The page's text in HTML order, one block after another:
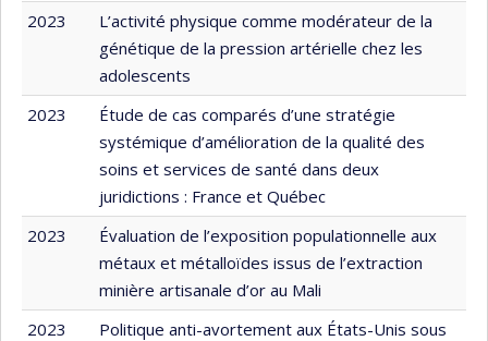
2023
L’activité physique comme modérateur de la
génétique de la pression artérielle chez les
adolescents
2023
Étude de cas comparés d’une stratégie
systémique d’amélioration de la qualité des
soins et services de santé dans deux
juridictions : France et Québec
2023
Évaluation de l’exposition populationnelle aux
métaux et métalloïdes issus de l’extraction
minière artisanale d’or au Mali
2023
Politique anti-avortement aux États-Unis sous